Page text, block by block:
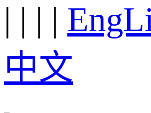
| | | |
中文